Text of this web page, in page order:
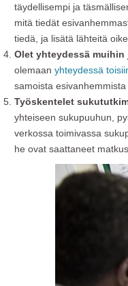
täydellisempi ja
mitä tiedät
tiedä, ja lisätä lähteitä
Olet yhteydessä
olemaan yhteydessä
samoista
Työskentelet
yhteiseen sukupuuhun,
verkossa toimivassa
he ovat saattaneet